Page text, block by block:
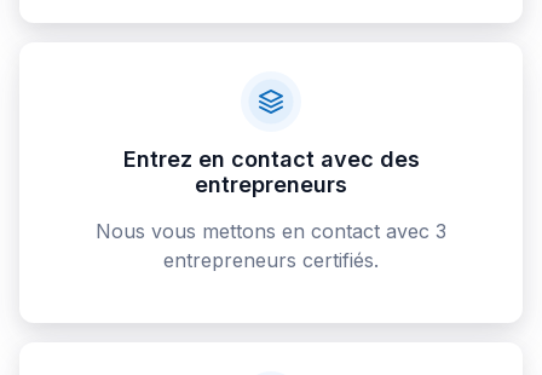
Entrez en contact avec des
entrepreneurs
Nous vous mettons en contact avec 3
entrepreneurs certifiés.